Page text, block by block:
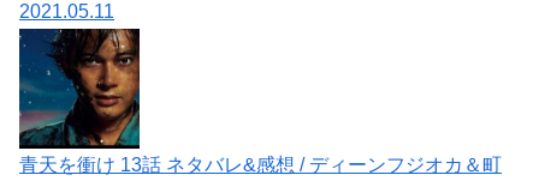
2021.05.11
青天を衝け 13話 ネタバレ&感想 / ディーンフジオカ＆町